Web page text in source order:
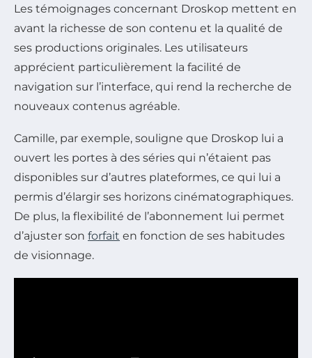
Les témoignages concernant Droskop mettent en
avant la richesse de son contenu et la qualité de
ses productions originales. Les utilisateurs
apprécient particulièrement la facilité de
navigation sur l’interface, qui rend la recherche de
nouveaux contenus agréable.
Camille, par exemple, souligne que Droskop lui a
ouvert les portes à des séries qui n’étaient pas
disponibles sur d’autres plateformes, ce qui lui a
permis d’élargir ses horizons cinématographiques.
De plus, la flexibilité de l’abonnement lui permet
d’ajuster son forfait en fonction de ses habitudes
de visionnage.